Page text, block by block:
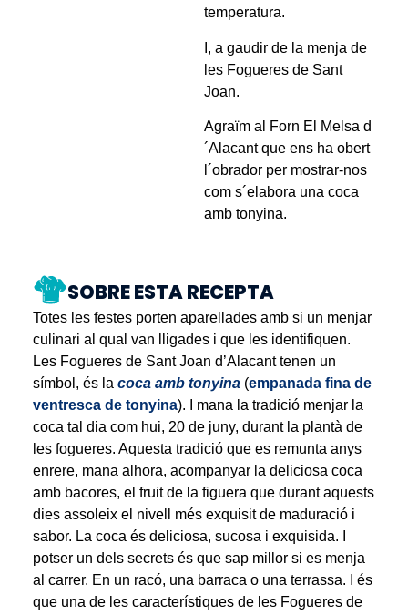
temperatura.
I, a gaudir de la menja de
les Fogueres de Sant
Joan.
Agraïm al Forn El Melsa d
´Alacant que ens ha obert
l´obrador per mostrar-nos
com s´elabora una coca
amb tonyina.
SOBRE ESTA RECEPTA
Totes les festes porten aparellades amb si un menjar
culinari al qual van lligades i que les identifiquen.
Les Fogueres de Sant Joan d’Alacant tenen un
símbol, és la coca amb tonyina(empanada fina de
ventresca de tonyina). I mana la tradició menjar la
coca tal dia com hui, 20 de juny, durant la plantà de
les fogueres. Aquesta tradició que es remunta anys
enrere, mana alhora, acompanyar la deliciosa coca
amb bacores, el fruit de la figuera que durant aquests
dies assoleix el nivell més exquisit de maduració i
sabor. La coca és deliciosa, sucosa i exquisida. I
potser un dels secrets és que sap millor si es menja
al carrer. En un racó, una barraca o una terrassa. I és
que una de les característiques de les Fogueres de